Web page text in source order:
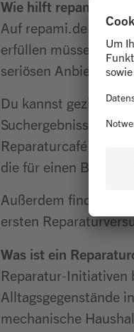
Wie hilft repami
Auf repami.de
erfüllen müssen,
seriösen
Du kannst gezielt
Suchergebnissen
Reparaturcafé sein.
die für einen Betrieb
Außerdem findest du
ersten
Was ist ein
Reparatur-Initiativen
Alltagsgegenstände
mechanische